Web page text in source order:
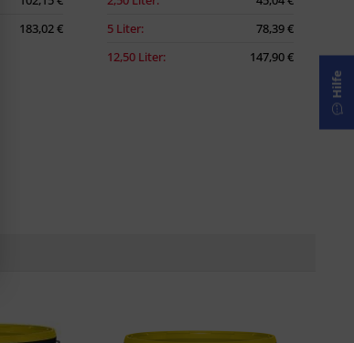
183,02 €
5 Liter:
78,39 €
12,50 Liter:
147,90 €
Hilfe